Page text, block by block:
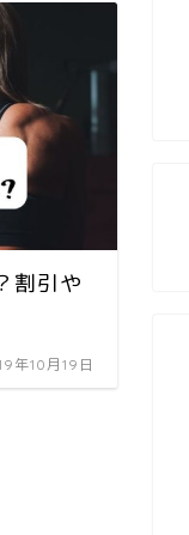
割引や
年10月19日